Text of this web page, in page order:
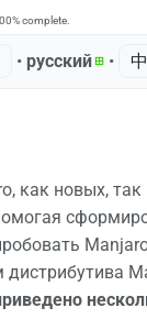
complete.
• ‎ русский • ‎
как новых,